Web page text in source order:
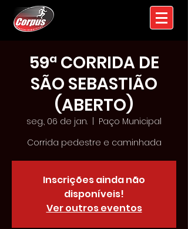
59ª CORRIDA DE
SÃO SEBASTIÃO
(ABERTO)
seg., 06 de jan.
Paço Municipal
Corrida pedestre e caminhada
Inscrições ainda não
disponíveis!
Ver outros eventos